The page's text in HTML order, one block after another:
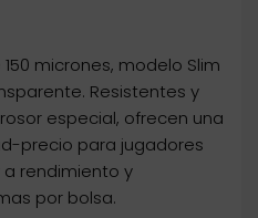
micrones, modelo Slim
Resistentes y
especial, ofrecen una
precio para jugadores
rendimiento y
por bolsa.